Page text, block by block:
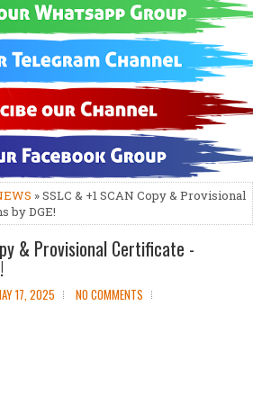
» SSLC & +1 SCAN Copy & Provisional
by DGE!
& Provisional Certificate -
17, 2025 NO COMMENTS